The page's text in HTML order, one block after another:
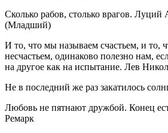
Сколько рабов, столько врагов. Луций
(Младший)
И то, что мы называем счастьем, и то,
несчастьем, одинаково полезно нам,
на другое как на испытание. Лев
Не в последний же раз закатилось
Любовь не пятнают дружбой. Конец
Ремарк